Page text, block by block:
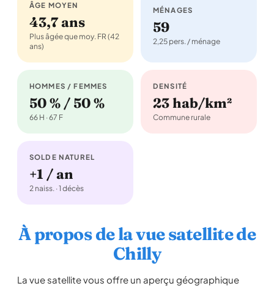
ÂGE MOYEN
43,7 ans
Plus âgée que moy. FR (42
ans)
MÉNAGES
59
2,25 pers. / ménage
HOMMES / FEMMES
50 % / 50 %
66 H · 67 F
DENSITÉ
23 hab/km²
Commune rurale
SOLDE NATUREL
+1 / an
2 naiss. · 1 décès
À propos de la vue satellite de
Chilly
La vue satellite vous offre un aperçu géographique